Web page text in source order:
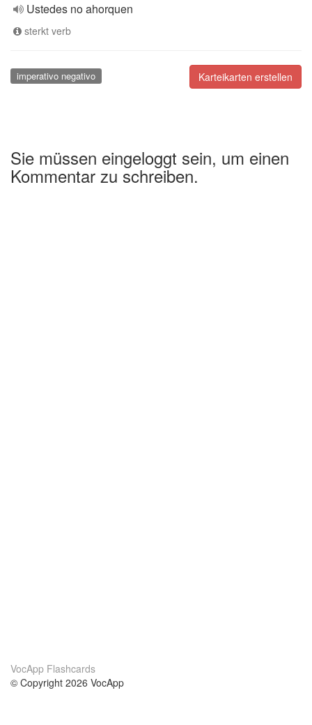
Ustedes no ahorquen
sterkt verb
Karteikarten erstellen
imperativo negativo
Sie müssen eingeloggt sein, um einen
Kommentar zu schreiben.
VocApp Flashcards
© Copyright 2026 VocApp